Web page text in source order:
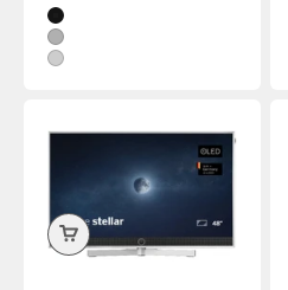
Couleur
Alu Black + Lava
Alu + Alu Mat
Alu + Concrete